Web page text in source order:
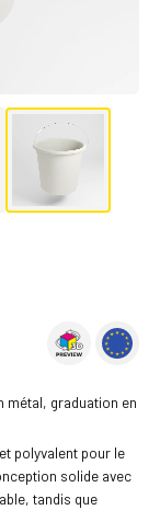
métal, graduation en
polyvalent pour le
solide avec
tandis que